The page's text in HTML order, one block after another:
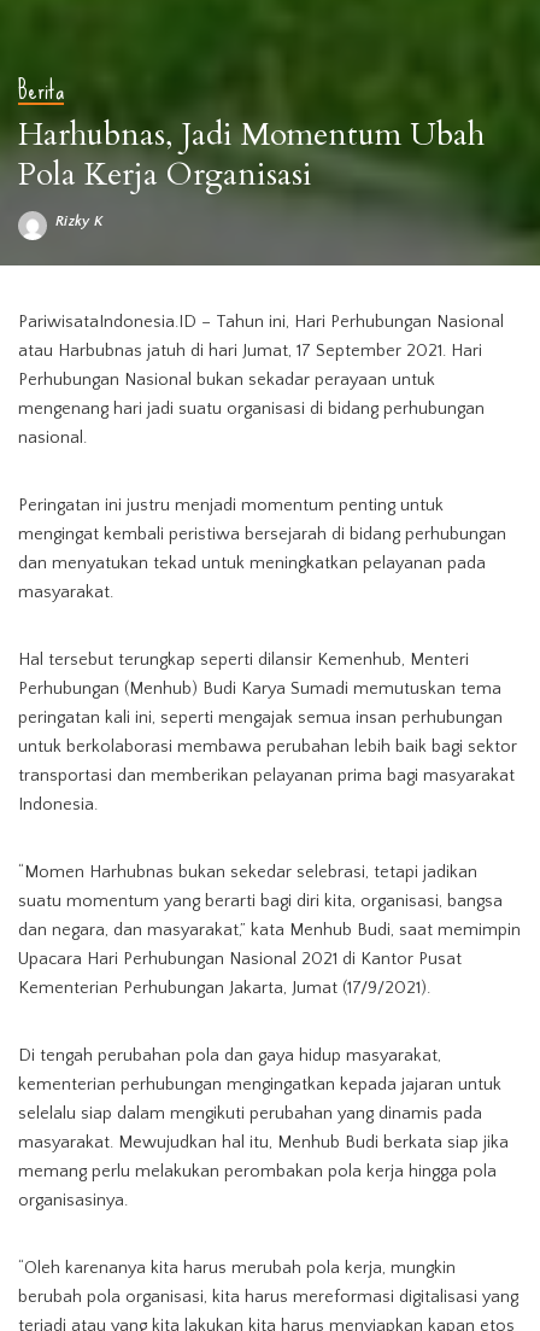
Berita
Harhubnas, Jadi Momentum Ubah
Pola Kerja Organisasi
Posted
Rizky K
PariwisataIndonesia.ID – Tahun ini, Hari Perhubungan Nasional
atau Harbubnas jatuh di hari Jumat, 17 September 2021. Hari
Perhubungan Nasional bukan sekadar perayaan untuk
mengenang hari jadi suatu organisasi di bidang perhubungan
nasional.
Peringatan ini justru menjadi momentum penting untuk
mengingat kembali peristiwa bersejarah di bidang perhubungan
dan menyatukan tekad untuk meningkatkan pelayanan pada
masyarakat.
Hal tersebut terungkap seperti dilansir Kemenhub, Menteri
Perhubungan (Menhub) Budi Karya Sumadi memutuskan tema
peringatan kali ini, seperti mengajak semua insan perhubungan
untuk berkolaborasi membawa perubahan lebih baik bagi sektor
transportasi dan memberikan pelayanan prima bagi masyarakat
Indonesia.
“Momen Harhubnas bukan sekedar selebrasi, tetapi jadikan
suatu momentum yang berarti bagi diri kita, organisasi, bangsa
dan negara, dan masyarakat,” kata Menhub Budi, saat memimpin
Upacara Hari Perhubungan Nasional 2021 di Kantor Pusat
Kementerian Perhubungan Jakarta, Jumat (17/9/2021).
Di tengah perubahan pola dan gaya hidup masyarakat,
kementerian perhubungan mengingatkan kepada jajaran untuk
selelalu siap dalam mengikuti perubahan yang dinamis pada
masyarakat. Mewujudkan hal itu, Menhub Budi berkata siap jika
memang perlu melakukan perombakan pola kerja hingga pola
organisasinya.
“Oleh karenanya kita harus merubah pola kerja, mungkin
berubah pola organisasi, kita harus mereformasi digitalisasi yang
terjadi atau yang kita lakukan kita harus menyiapkan kapan etos